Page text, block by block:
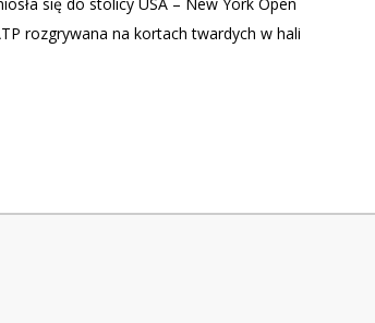
rozgrywana na kortach twardych w hali